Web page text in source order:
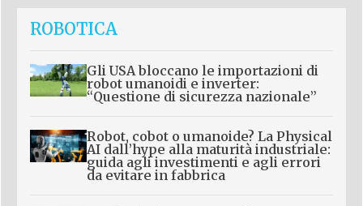
ROBOTICA
Gli USA bloccano le importazioni di
robot umanoidi e inverter:
“Questione di sicurezza nazionale”
Robot, cobot o umanoide? La Physical
AI dall’hype alla maturità industriale:
guida agli investimenti e agli errori
da evitare in fabbrica